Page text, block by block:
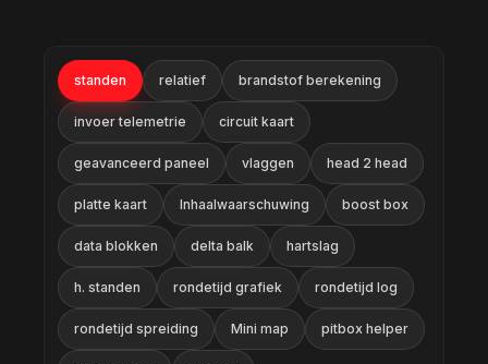
standen relatief brandstof berekening
invoer telemetrie circuit kaart
geavanceerd paneel vlaggen head 2 head
platte kaart Inhaalwaarschuwing boost box
data blokken delta balk hartslag
h. standen rondetijd grafiek rondetijd log
rondetijd spreiding Mini map pitbox helper